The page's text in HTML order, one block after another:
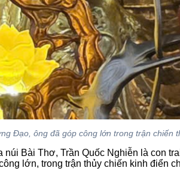
Đạo, ông đã góp công lớn trong trận
Bài Thơ, Trần Quốc Nghiễn là con
lớn, trong trận thủy chiến kinh điển